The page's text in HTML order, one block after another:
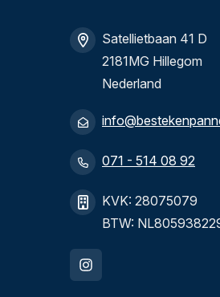
Satellietbaan 41 D
2181MG Hillegom
Nederland
071 - 514 08 92
KVK: 28075079
BTW: